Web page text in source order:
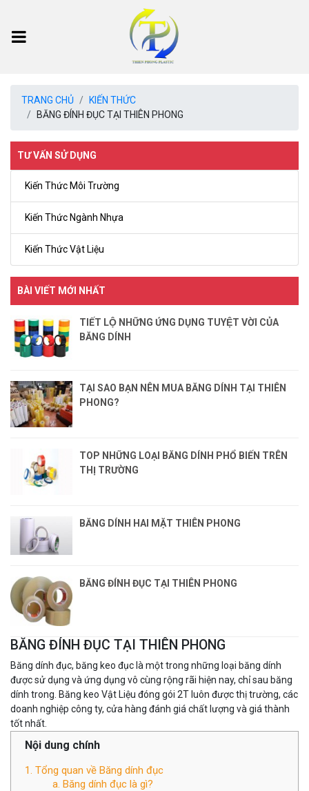
TRANG CHỦ
KIẾN THỨC
BĂNG ĐÍNH ĐỤC TẠI THIÊN PHONG
BĂNG ĐÍNH ĐỤC TẠI THIÊN PHONG
Băng dính đục, băng keo đục là một trong những loại băng dính
được sử dụng và ứng dụng vô cùng rộng rãi hiện nay, chỉ sau băng
dính trong. Băng keo Vật Liệu đóng gói 2T luôn được thị trường, các
doanh nghiệp công ty, cửa hàng đánh giá chất lượng và giá thành
tốt nhất.
Nội dung chính
1. Tổng quan về Băng dính đục
a. Băng dính đục là gì?
TƯ VẤN SỬ DỤNG
Kiến Thức Môi Trường
Kiến Thức Ngành Nhựa
Kiến Thức Vật Liệu
BÀI VIẾT MỚI NHẤT
TIẾT LỘ NHỮNG ỨNG DỤNG TUYỆT VỜI CỦA
BĂNG DÍNH
TẠI SAO BẠN NÊN MUA BĂNG DÍNH TẠI THIÊN
PHONG?
TOP NHỮNG LOẠI BĂNG DÍNH PHỔ BIẾN TRÊN
THỊ TRƯỜNG
BĂNG DÍNH HAI MẶT THIÊN PHONG
BĂNG ĐÍNH ĐỤC TẠI THIÊN PHONG